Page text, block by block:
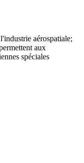
aérospatiale;
aux
spéciales